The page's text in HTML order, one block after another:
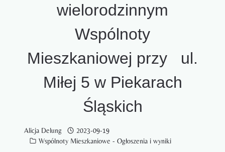
wielorodzinnym
Wspólnoty
Mieszkaniowej przy ul.
Miłej 5 w Piekarach
Śląskich
Alicja Delung
2023-09-19
Wspólnoty Mieszkaniowe - Ogłoszenia i wyniki